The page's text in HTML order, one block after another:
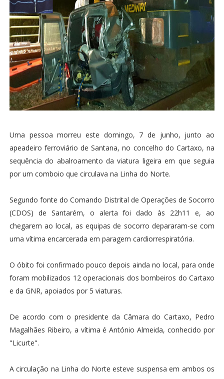
Uma pessoa morreu este domingo, 7 de junho, junto ao
apeadeiro ferroviário de Santana, no concelho do Cartaxo, na
sequência do abalroamento da viatura ligeira em que seguia
por um comboio que circulava na Linha do Norte.
Segundo fonte do Comando Distrital de Operações de Socorro
(CDOS) de Santarém, o alerta foi dado às 22h11 e, ao
chegarem ao local, as equipas de socorro depararam-se com
uma vítima encarcerada em paragem cardiorrespiratória.
O óbito foi confirmado pouco depois ainda no local, para onde
foram mobilizados 12 operacionais dos bombeiros do Cartaxo
e da GNR, apoiados por 5 viaturas.
De acordo com o presidente da Câmara do Cartaxo, Pedro
Magalhães Ribeiro, a vítima é António Almeida, conhecido por
"Licurte".
A circulação na Linha do Norte esteve suspensa em ambos os